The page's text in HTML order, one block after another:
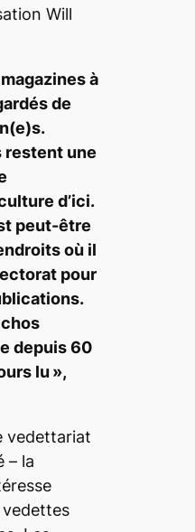
Will
à
de
restent une
d’ici.
peut-être
où il
pour
depuis 60
lu »,
vedettariat
– la